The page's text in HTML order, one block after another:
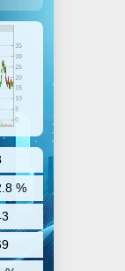
%
die
zu
sich
25
wie
und
der
an.